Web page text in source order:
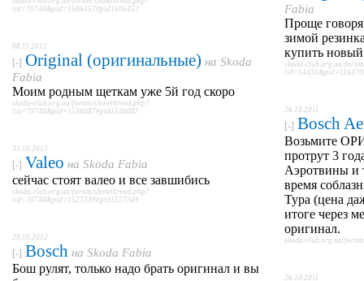
tid=70740&pid=1606452#pid1606452
08.11.2012
[-] Original (оригинальные) на Skoda
Fabia
Моим родным щеткам уже 5й год скоро
skoda-club.org.ua/forum/showthread.php?
tid=70740&pid=1536087#pid1536087
31.10.2012
[-] Valeo на Skoda Fabia
сейчас стоят валео и все завшибись
skoda-club.org.ua/forum/showthread.php?
tid=70740&pid=1527349#pid1527349
29.10.2012
[-] Bosch на Skoda Fabia
Бош рулят, только надо брать оригинал и вы
Fabia
Проще
зимой
купить
skoda-club.org.ua/
26.10.2011
[-] Bosch
Возьмите
протрут 3
Аэротвины и
время
Тура (цена
итоге через
оригинал.
skoda-club.org.ua/
26.10.2011